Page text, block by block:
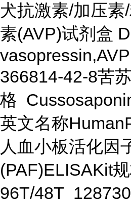
犬抗激素/加压素
素(AVP)试剂盒
366814-42-8苦
格
英文名称
人血小板活化因
(PAF)ELISAKit规
96T/48T